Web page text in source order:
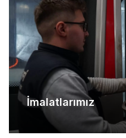
İmalatlarımız